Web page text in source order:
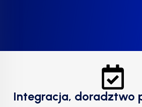
Integracja, doradztwo